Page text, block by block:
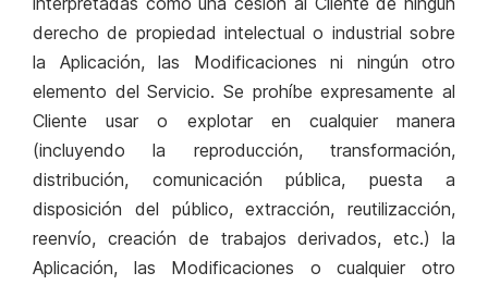
derecho de propiedad intelectual o industrial sobre
la Aplicación, las Modificaciones ni ningún otro
elemento del Servicio. Se prohíbe expresamente al
Cliente usar o explotar en cualquier manera
(incluyendo la reproducción, transformación,
distribución, comunicación pública, puesta a
disposición del público, extracción, reutilizacción,
reenvío, creación de trabajos derivados, etc.) la
Aplicación, las Modificaciones o cualquier otro